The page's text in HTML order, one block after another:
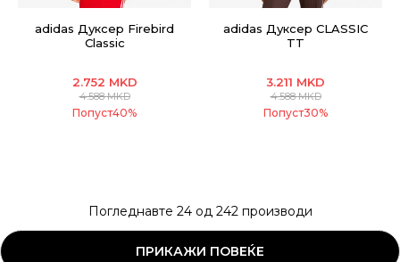
adidas Дуксер Firebird
Classic
2.752 MKD
4.588MKD
Попуст40%
adidas Дуксер CLASSIC
TT
3.211 MKD
4.588MKD
Попуст30%
Погледнавте 24од 242производи
ПРИКАЖИ ПОВЕЌЕ